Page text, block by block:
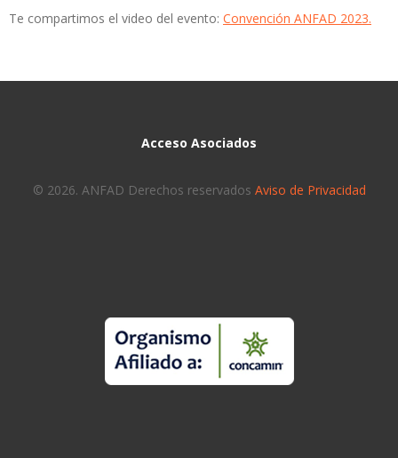
Te compartimos el video del evento: Convención ANFAD 2023.
Acceso Asociados
© 2026. ANFAD Derechos reservados Aviso de Privacidad